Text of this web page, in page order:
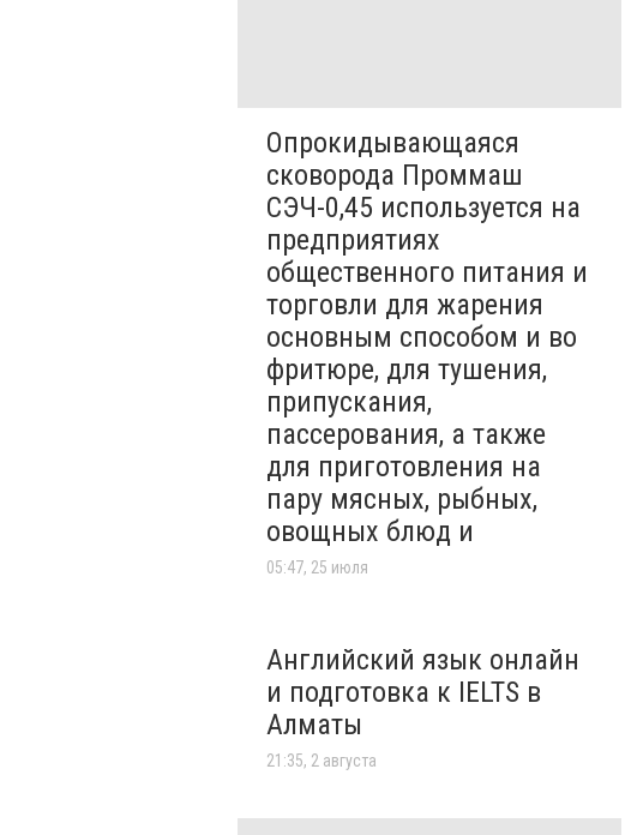
Опрокидывающаяся
сковорода Проммаш
СЭЧ-0,45 используется на
предприятиях
общественного питания и
торговли для жарения
основным способом и во
фритюре, для тушения,
припускания,
пассерования, а также
для приготовления на
пару мясных, рыбных,
овощных блюд и
05:47, 25 июля
Английский язык онлайн
и подготовка к IELTS в
Алматы
21:35, 2 августа